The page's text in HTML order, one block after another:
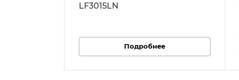
LF3015LN
Подробнее